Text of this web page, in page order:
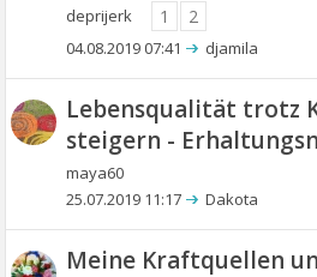
deprijerk 1 2
04.08.2019 07:41 djamila
Lebensqualität trotz
steigern -
maya60
25.07.2019 11:17 Dakota
Meine Kraftquellen